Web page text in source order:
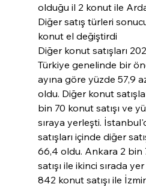
olduğu il 2 konut ile
Diğer satış türleri
konut el değiştirdi
Diğer konut satışları
Türkiye genelinde bir
ayına göre yüzde 57,9
oldu. Diğer konut
bin 70 konut satışı ve
sıraya yerleşti.
satışları içinde diğer
66,4 oldu. Ankara 2 bin
satışı ile ikinci sırada
842 konut satışı ile